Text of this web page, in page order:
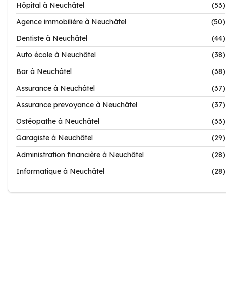
Hôpital à Neuchâtel
(53)
Agence immobilière à Neuchâtel
(50)
Dentiste à Neuchâtel
(44)
Auto école à Neuchâtel
(38)
Bar à Neuchâtel
(38)
Assurance à Neuchâtel
(37)
Assurance prevoyance à Neuchâtel
(37)
Ostéopathe à Neuchâtel
(33)
Garagiste à Neuchâtel
(29)
Administration financière à Neuchâtel
(28)
Informatique à Neuchâtel
(28)